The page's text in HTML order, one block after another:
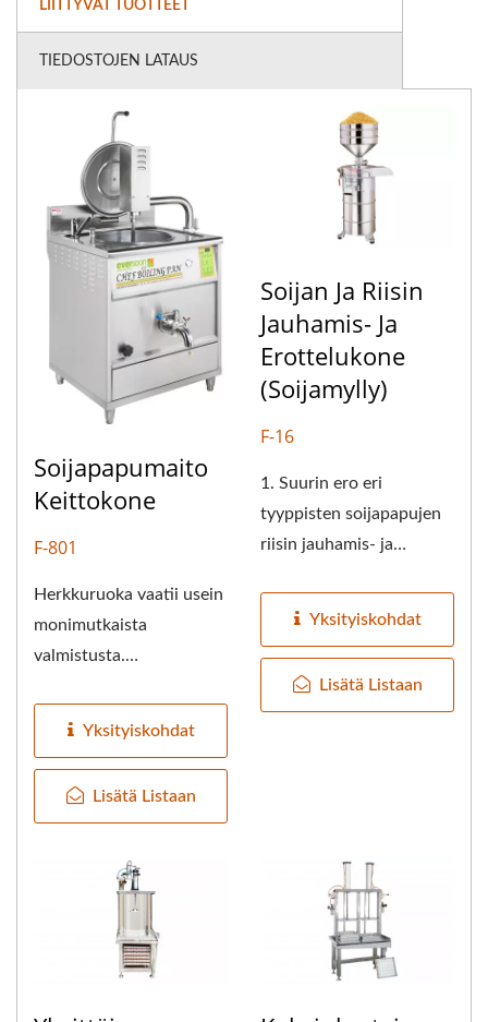
LIITTYVÄT TUOTTEET
TIEDOSTOJEN LATAUS
Soijapapumaito
Keittokone
F-801
Herkkuruoka vaatii usein
monimutkaista
valmistusta.
Yksityiskohdat
Lisätä Listaan
Soijan Ja Riisin
Jauhamis- Ja
Erottelukone
(soijamylly)
F-16
1. Suurin ero eri
tyyppisten soijapapujen
riisin jauhamis- ja
Yksityiskohdat
Lisätä Listaan